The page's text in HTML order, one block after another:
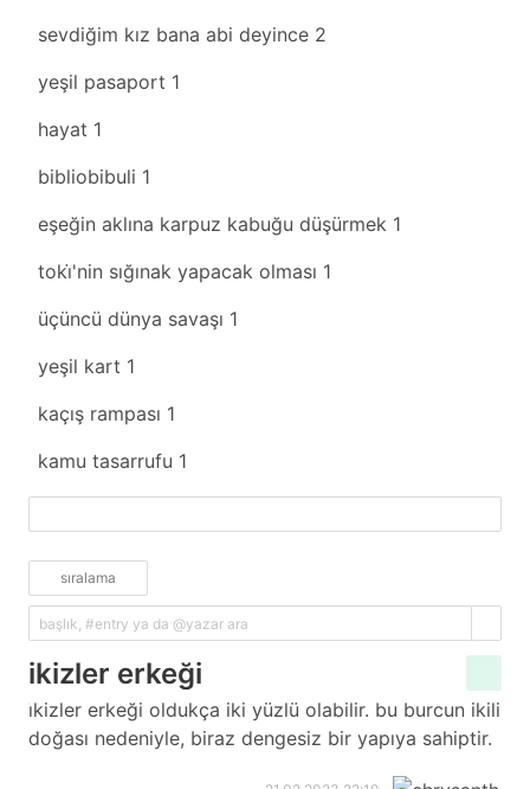
sevdiğim kız bana abi deyince 2
yeşil pasaport 1
hayat 1
bibliobibuli 1
eşeğin aklına karpuz kabuğu düşürmek 1
toki̇'nin sığınak yapacak olması 1
üçüncü dünya savaşı 1
yeşil kart 1
kaçış rampası 1
kamu tasarrufu 1
sıralama
ikizler erkeği
i̇kizler erkeği oldukça iki yüzlü olabilir. bu burcun ikili
doğası nedeniyle, biraz dengesiz bir yapıya sahiptir.